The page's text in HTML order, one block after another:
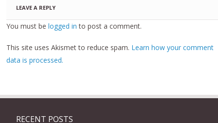
LEAVE A REPLY
You must belogged in to post a comment.
This site uses Akismet to reduce spam. Learn how your comment
data is processed.
RECENT POSTS